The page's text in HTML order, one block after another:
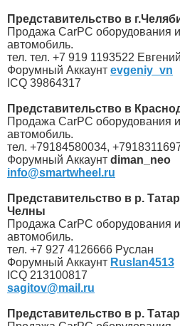
Представительство в
Продажа CarPС оборудования и
автомобиль.
тел. тел. +7 919 1193522
Форумный Аккаунт evgeniy_vn
ICQ 39864317
Представительство в
Продажа CarPС оборудования и
автомобиль.
тел. +79184580034,
Форумный Аккаунт diman_neo
info@smartwheel.ru
Представительство в р.
Челны
Продажа CarPС оборудования и
автомобиль.
тел. +7 927 4126666 Руслан
Форумный Аккаунт Ruslan4513
ICQ 213100817
sagitov@mail.ru
Представительство в р.